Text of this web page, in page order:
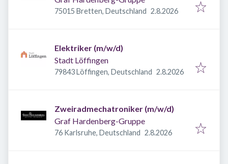
75015 Bretten, Deutschland Veröffentlicht:
2.8.2026
Elektriker (m/w/d)
Stadt Löffingen
79843 Löffingen, Deutschland Veröffentlicht:
2.8.2026
Zweiradmechatroniker (m/w/d)
Graf Hardenberg-Gruppe
76 Karlsruhe, Deutschland Veröffentlicht
2.8.2026